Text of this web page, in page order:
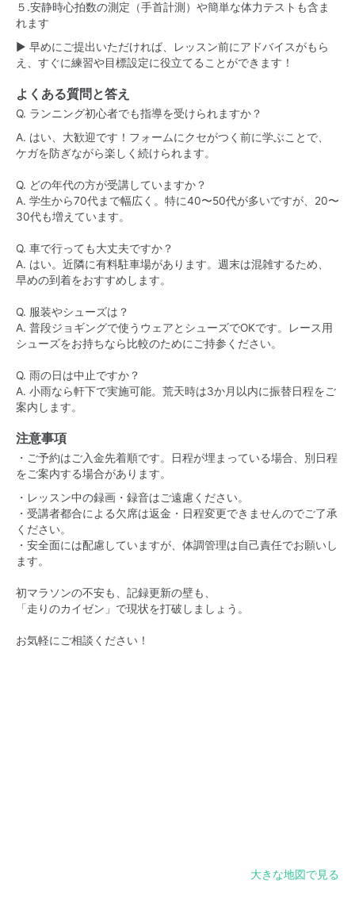
５.安静時心拍数の測定（手首計測）や簡単な体力テストも含ま
れます
▶ 早めにご提出いただければ、レッスン前にアドバイスがもら
え、すぐに練習や目標設定に役立てることができます！
よくある質問と答え
Q. ランニング初心者でも指導を受けられますか？
A. はい、大歓迎です！フォームにクセがつく前に学ぶことで、
ケガを防ぎながら楽しく続けられます。
Q. どの年代の方が受講していますか？
A. 学生から70代まで幅広く。特に40〜50代が多いですが、20〜
30代も増えています。
Q. 車で行っても大丈夫ですか？
A. はい。近隣に有料駐車場があります。週末は混雑するため、
早めの到着をおすすめします。
Q. 服装やシューズは？
A. 普段ジョギングで使うウェアとシューズでOKです。レース用
シューズをお持ちなら比較のためにご持参ください。
Q. 雨の日は中止ですか？
A. 小雨なら軒下で実施可能。荒天時は3か月以内に振替日程をご
案内します。
注意事項
・ご予約はご入金先着順です。日程が埋まっている場合、別日程
をご案内する場合があります。
・レッスン中の録画・録音はご遠慮ください。
・受講者都合による欠席は返金・日程変更できませんのでご了承
ください。
・安全面には配慮していますが、体調管理は自己責任でお願いし
ます。
初マラソンの不安も、記録更新の壁も、
「走りのカイゼン」で現状を打破しましょう。
お気軽にご相談ください！
大きな地図で見る